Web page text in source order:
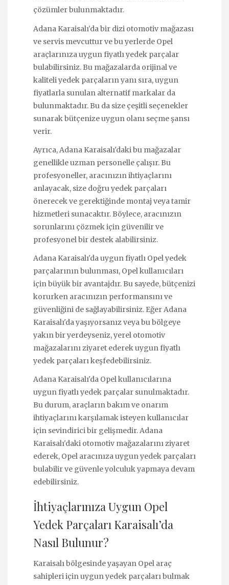
çözümler bulunmaktadır.
Adana Karaisalı'da bir dizi otomotiv mağazası
ve servis mevcuttur ve bu yerlerde Opel
araçlarınıza uygun fiyatlı yedek parçalar
bulabilirsiniz. Bu mağazalarda orijinal ve
kaliteli yedek parçaların yanı sıra, uygun
fiyatlarla sunulan alternatif markalar da
bulunmaktadır. Bu da size çeşitli seçenekler
sunarak bütçenize uygun olanı seçme şansı
verir.
Ayrıca, Adana Karaisalı'daki bu mağazalar
genellikle uzman personelle çalışır. Bu
profesyoneller, aracınızın ihtiyaçlarını
anlayacak, size doğru yedek parçaları
önerecek ve gerektiğinde montaj veya tamir
hizmetleri sunacaktır. Böylece, aracınızın
sorunlarını çözmek için güvenilir ve
profesyonel bir destek alabilirsiniz.
Adana Karaisalı'da uygun fiyatlı Opel yedek
parçalarının bulunması, Opel kullanıcıları
için büyük bir avantajdır. Bu sayede, bütçenizi
korurken aracınızın performansını ve
güvenliğini de sağlayabilirsiniz. Eğer Adana
Karaisalı'da yaşıyorsanız veya bu bölgeye
yakın bir yerdeyseniz, yerel otomotiv
mağazalarını ziyaret ederek uygun fiyatlı
yedek parçaları keşfedebilirsiniz.
Adana Karaisalı'da Opel kullanıcılarına
uygun fiyatlı yedek parçalar sunulmaktadır.
Bu durum, araçların bakım ve onarım
ihtiyaçlarını karşılamak isteyen kullanıcılar
için sevindirici bir gelişmedir. Adana
Karaisalı'daki otomotiv mağazalarını ziyaret
ederek, Opel aracınıza uygun yedek parçaları
bulabilir ve güvenle yolculuk yapmaya devam
edebilirsiniz.
İhtiyaçlarınıza Uygun Opel
Yedek Parçaları Karaisalı’da
Nasıl Bulunur?
Karaisalı bölgesinde yaşayan Opel araç
sahipleri için uygun yedek parçaları bulmak